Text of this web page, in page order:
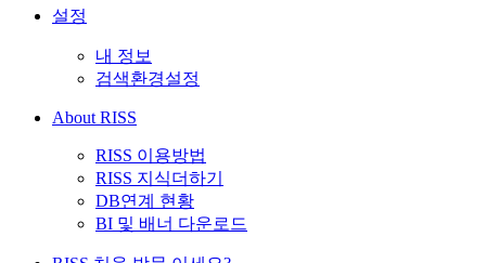
설정
내 정보
검색환경설정
About RISS
RISS 이용방법
RISS 지식더하기
DB연계 현황
BI 및 배너 다운로드